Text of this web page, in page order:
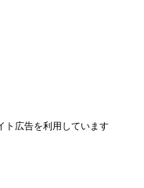
ト広告を利用しています